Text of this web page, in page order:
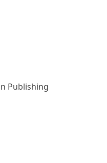
Publishing